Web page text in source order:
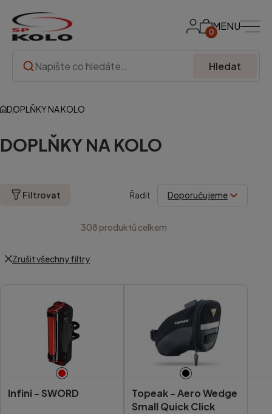
0MENU
Hledat
DOPLŇKY NA KOLO
DOPLŇKY NA KOLO
Filtrovat Řadit
308 produktů celkem
Zrušit všechny filtry
Infini - SWORD Topeak -Aero Wedge
Small Quick Click